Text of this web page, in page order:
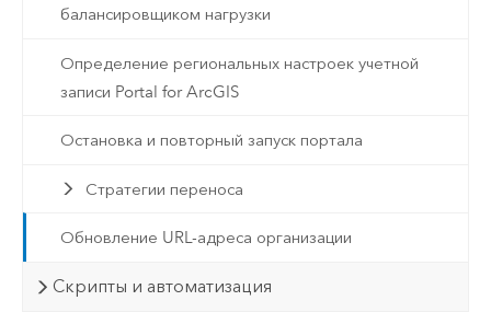
балансировщиком нагрузки
Определение региональных настроек учетной
записи Portal for ArcGIS
Остановка и повторный запуск портала
Стратегии переноса
Обновление URL-адреса организации
Скрипты и автоматизация